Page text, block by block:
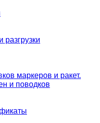
маркеров и ракет.
и поводков